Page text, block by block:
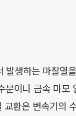
생하는 마찰열
이나 금속 마모
환은 변속기의